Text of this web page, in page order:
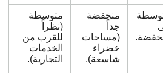
منخفضة
(مساحات
خضراء
شاسعة).
متوسطة
(نظراً
للقرب من
الخدمات
التجارية).